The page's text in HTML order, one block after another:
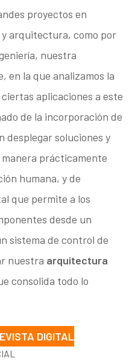
proyectos en
arquitectura, como por
nuestra
en la que analizamos la
aplicaciones a este
de la incorporación de
desplegar soluciones y
prácticamente
humana, y de
que permite a los
desde un
sistema de control de
nuestra arquitectura
consolida todo lo
DIGITAL